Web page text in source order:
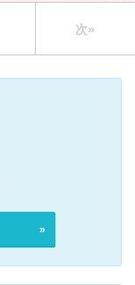
次»